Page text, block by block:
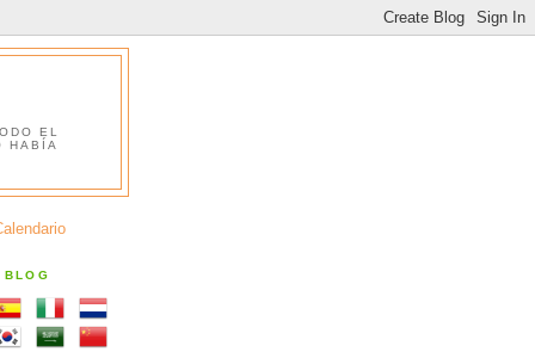
EL
HABÍA
BLOG